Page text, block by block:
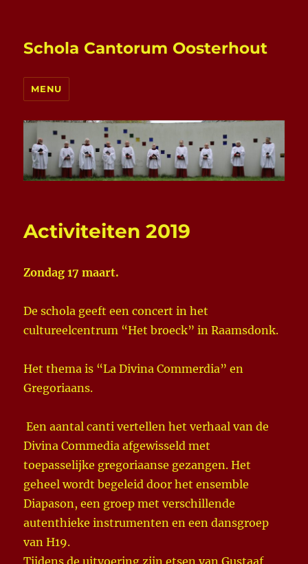
Schola Cantorum Oosterhout
MENU
Activiteiten 2019
Zondag 17 maart.
De schola geeft een concert in het
cultureelcentrum “Het broeck” in Raamsdonk.
Het thema is “La Divina Commerdia” en
Gregoriaans.
Een aantal canti vertellen het verhaal van de
Divina Commedia afgewisseld met
toepasselijke gregoriaanse gezangen. Het
geheel wordt begeleid door het ensemble
Diapason, een groep met verschillende
autenthieke instrumenten en een dansgroep
van H19.